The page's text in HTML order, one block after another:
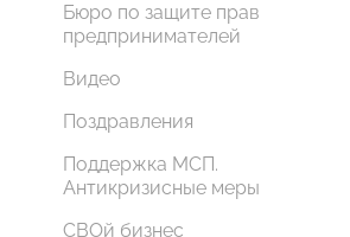
Бюро по защите прав
предпринимателей
Видео
Поздравления
Поддержка МСП.
Антикризисные меры
СВОй бизнес